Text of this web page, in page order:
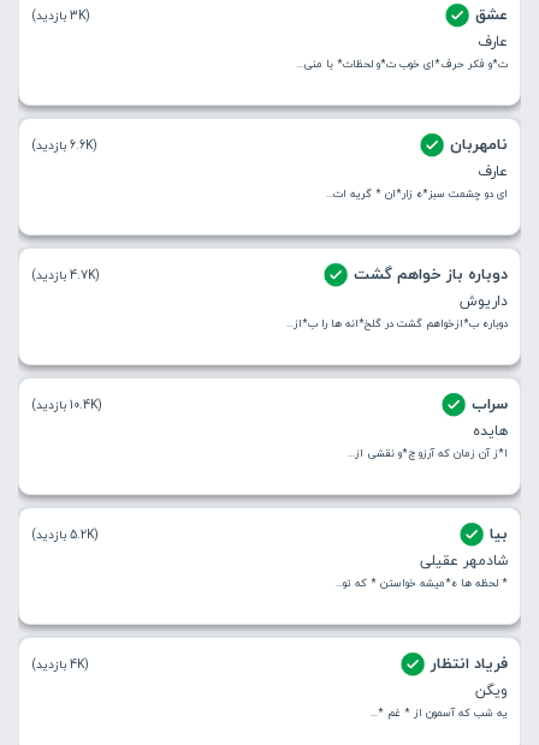
عشق
عارف
ت*و فکر حرف*ای خوب ت*و لحظات* با منی...
(3K بازدید)
نامهربان
عارف
ای دو چشمت سبز*ه زار*ان * گریه ات...
(6.6K بازدید)
دوباره باز خواهم گشت
داریوش
دوباره ب*ازخواهم گشت در گلخ*انه ها را ب*از...
(4.7K بازدید)
سراب
هایده
ا*ز آن زمان که آرزو چ*و نقشی از...
(10.4K بازدید)
بیا
شادمهر عقیلی
* لحظه ها ه*میشه خواستن * که تو...
(5.2K بازدید)
فریاد انتظار
ویگن
یه شب که آسمون از * غم *...
(4K بازدید)